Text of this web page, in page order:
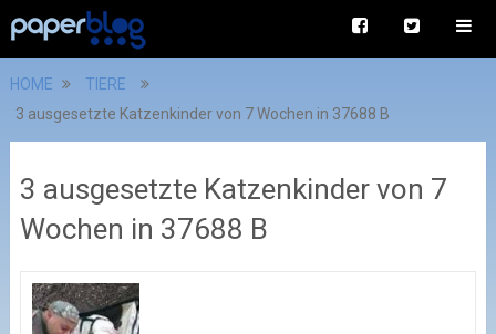
HOME
TIERE
3 ausgesetzte Katzenkinder von 7 Wochen in 37688 B
3 ausgesetzte Katzenkinder von 7
Wochen in 37688 B